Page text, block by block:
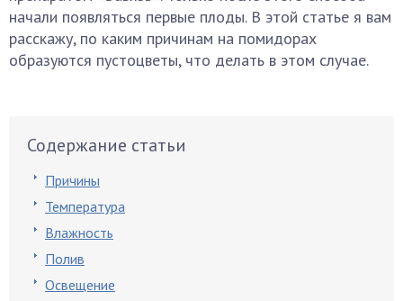
начали появляться первые плоды. В этой статье я вам
расскажу, по каким причинам на помидорах
образуются пустоцветы, что делать в этом случае.
Содержание статьи
Причины
Температура
Влажность
Полив
Освещение